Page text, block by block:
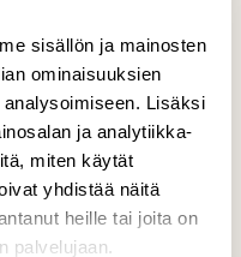
sisällön ja mainosten
ominaisuuksien
Lisäksi
ja analytiikka-
miten käytät
yhdistää näitä
heille tai joita on
palvelujaan.